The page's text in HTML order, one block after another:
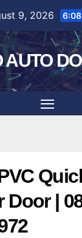
9, 2026
AUTO
Door |